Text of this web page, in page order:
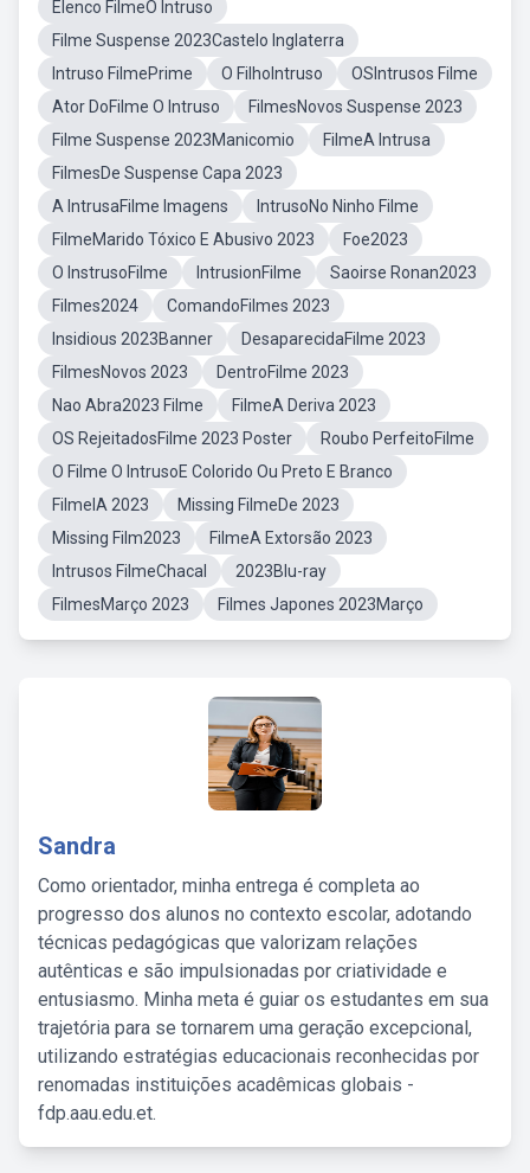
Elenco FilmeO Intruso
Filme Suspense 2023Castelo Inglaterra
Intruso FilmePrime
O FilhoIntruso
OSIntrusos Filme
Ator DoFilme O Intruso
FilmesNovos Suspense 2023
Filme Suspense 2023Manicomio
FilmeA Intrusa
FilmesDe Suspense Capa 2023
A IntrusaFilme Imagens
IntrusoNo Ninho Filme
FilmeMarido Tóxico E Abusivo 2023
Foe2023
O InstrusoFilme
IntrusionFilme
Saoirse Ronan2023
Filmes2024
ComandoFilmes 2023
Insidious 2023Banner
DesaparecidaFilme 2023
FilmesNovos 2023
DentroFilme 2023
Nao Abra2023 Filme
FilmeA Deriva 2023
OS RejeitadosFilme 2023 Poster
Roubo PerfeitoFilme
O Filme O IntrusoE Colorido Ou Preto E Branco
FilmeIA 2023
Missing FilmeDe 2023
Missing Film2023
FilmeA Extorsão 2023
Intrusos FilmeChacal
2023Blu-ray
FilmesMarço 2023
Filmes Japones 2023Março
Sandra
Como orientador, minha entrega é completa ao
progresso dos alunos no contexto escolar, adotando
técnicas pedagógicas que valorizam relações
autênticas e são impulsionadas por criatividade e
entusiasmo. Minha meta é guiar os estudantes em sua
trajetória para se tornarem uma geração excepcional,
utilizando estratégias educacionais reconhecidas por
renomadas instituições acadêmicas globais -
fdp.aau.edu.et.